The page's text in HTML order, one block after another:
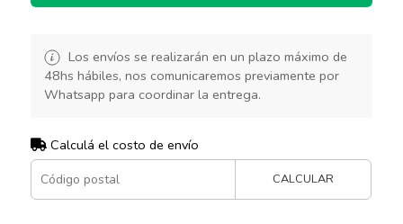
Los envíos se realizarán en un plazo máximo de
48hs hábiles, nos comunicaremos previamente por
Whatsapp para coordinar la entrega.
Calculá el costo de envío
CALCULAR